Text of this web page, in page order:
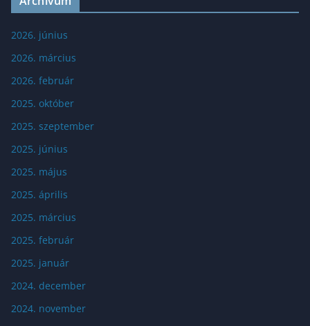
2026. június
2026. március
2026. február
2025. október
2025. szeptember
2025. június
2025. május
2025. április
2025. március
2025. február
2025. január
2024. december
2024. november